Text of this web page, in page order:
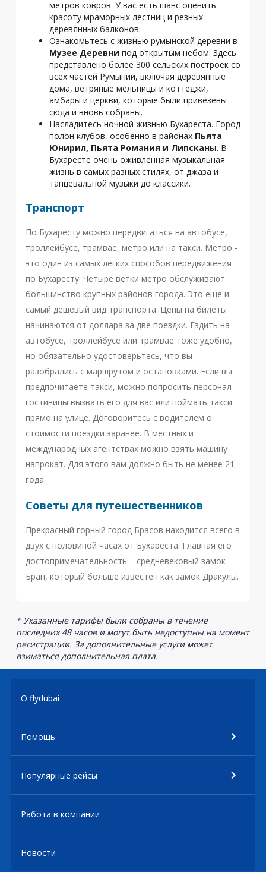
метров ковров. У вас есть шанс оценить
красоту мраморных лестниц и резных
деревянных балконов.
Ознакомьтесь с жизнью румынской деревни в
Музее Деревни под открытым небом. Здесь
представлено более 300 сельских построек со
всех частей Румынии, включая деревянные
дома, ветряные мельницы и коттеджи,
амбары и церкви, которые были привезены
сюда и вновь собраны.
Насладитесь ночной жизнью Бухареста. Город
полон клубов, особенно в районах Пьята
Юнирил, Пьята Романия и Липсканы. В
Бухаресте очень оживленная музыкальная
жизнь в самых разных стилях, от джаза и
танцевальной музыки до классики.
Транспорт
По Бухаресту можно передвигаться на автобусе,
троллейбусе, трамвае, метро или на такси. Метро -
это один из самых легких способов передвижения
по Бухаресту. Четыре ветки метро обслуживают
большинство крупных районов города. Это еще и
самый дешевый вид транспорта. Цены на билеты
начинаются от доллара за две поездки. Ездить на
автобусе, троллейбусе или трамвае тоже удобно,
но обязательно удостоверьтесь, что вы
разобрались с маршрутом и остановками. Если вы
предпочитаете такси, можно попросить персонал
гостиницы вызвать его для вас или поймать такси
прямо на улице. Договоритесь с водителем о
стоимости поездки заранее. В местных и
международных агентствах можно взять машину
напрокат. Для этого вам должно быть не менее 21
года.
Советы для путешественников
Прекрасный горный город Брасов находится всего в
двух с половиной часах от Бухареста. Главная его
достопримечательность – средневековый замок
Бран, который больше известен как замок Дракулы.
* Указанные тарифы были собраны в течение
последних 48 часов и могут быть недоступны на момент
регистрации. За дополнительные услуги может
взиматься дополнительная плата.
О flydubai
Помощь
Популярные рейсы
Работа в компании
Новости